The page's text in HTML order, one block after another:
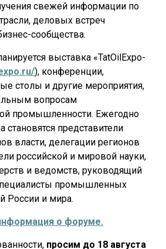
свежей информации по
деловых встреч
сообщества.
выставка «TatOilExpo-
), конференции,
столы и другие мероприятия,
вопросам
промышленности. Ежегодно
становятся представители
власти, делегации регионов
российской и мировой науки,
и ведомств, руководящий
промышленных
России и мира.
о форуме.
просим до 18 августа